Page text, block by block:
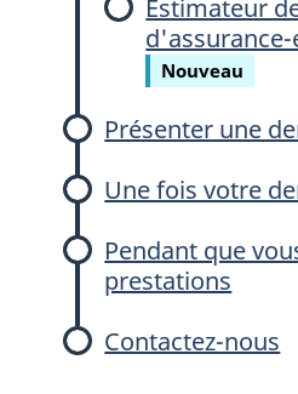
a
n
c
e
-
Estimateur
Nouveau
Présenter une
Une fois votre
Pendant que
prestations
Contactez-nous